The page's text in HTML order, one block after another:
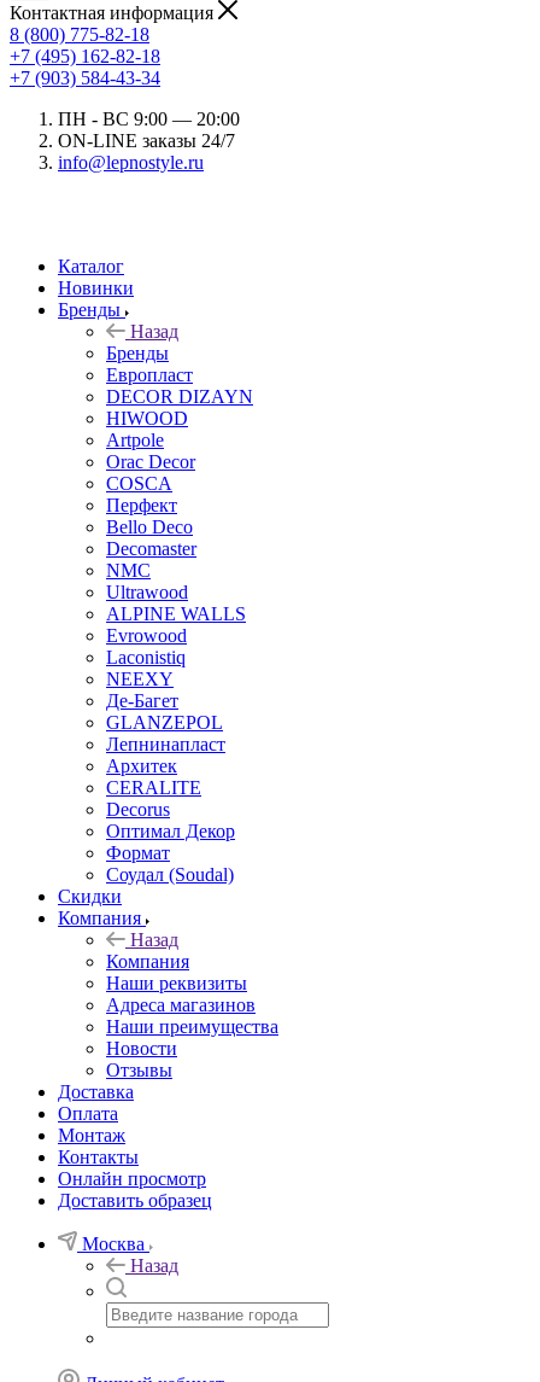
Контактная информация
8 (800) 775-82-18
+7 (495) 162-82-18
+7 (903) 584-43-34
ПН - ВС 9:00 — 20:00
ON-LINE заказы 24/7
info@lepnostyle.ru
Каталог
Новинки
Бренды
Назад
Бренды
Европласт
DECOR DIZAYN
HIWOOD
Artpole
Orac Decor
COSCA
Перфект
Bello Deco
Decomaster
NMС
Ultrawood
ALPINE WALLS
Evrowood
Laconistiq
NEEXY
Де-Багет
GLANZEPOL
Лепнинапласт
Архитек
CERALITE
Decorus
Оптимал Декор
Формат
Соудал (Soudal)
Скидки
Компания
Назад
Компания
Наши реквизиты
Адреса магазинов
Наши преимущества
Новости
Отзывы
Доставка
Оплата
Монтаж
Контакты
Онлайн просмотр
Доставить образец
Москва
Назад